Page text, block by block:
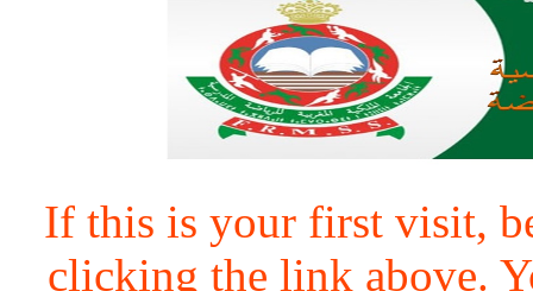
If this is your first visit,
clicking the link above.